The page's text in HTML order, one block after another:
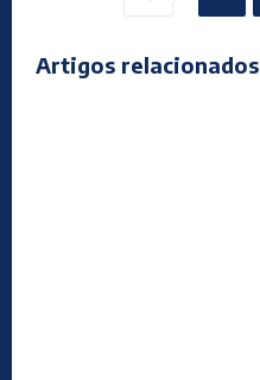
Artigos relacionados